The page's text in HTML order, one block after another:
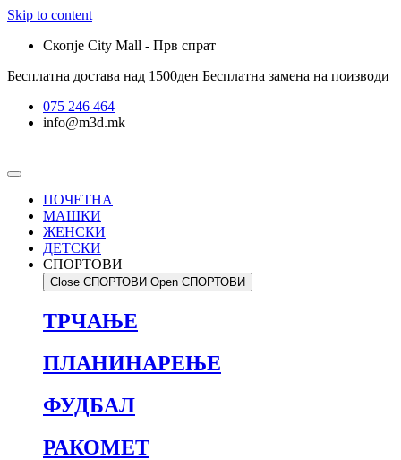
Skip to content
Скопје City Mall - Прв спрат
Бесплатна достава над 1500ден Бесплатна замена на поизводи
075 246 464
info@m3d.mk
ПОЧЕТНА
МАШКИ
ЖЕНСКИ
ДЕТСКИ
СПОРТОВИ
Close СПОРТОВИ Open СПОРТОВИ
ТРЧАЊЕ
ПЛАНИНАРЕЊЕ
ФУДБАЛ
РАКОМЕТ